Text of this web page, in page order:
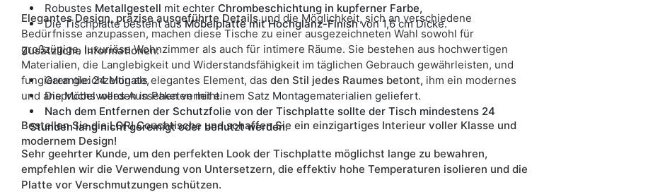
Elegantes Design, präzise ausgeführte Detailsund die Möglichkeit, sich an verschiedene
Bedürfnisse anzupassen, machen diese Tische zu einer ausgezeichneten Wahl sowohl für
großzügige, luxuriöse Wohnzimmer als auch für intimere Räume. Sie bestehen aus hochwertigen
Materialien, die Langlebigkeit und Widerstandsfähigkeit im täglichen Gebrauch gewährleisten, und
fungieren gleichzeitig als elegantes Element, das den Stil jedes Raumes betont, ihm ein modernes
und anspruchsvolles Aussehen verleiht.
Bestellen Sie die LORI Couchtische und schaffen Sie ein einzigartiges Interieur voller Klasse und
modernem Design!
Robustes Metallgestell mit echter Chrombeschichtung in kupferner Farbe,
Die Tischplatte besteht ausMöbelplatte mit Hochglanz-Finishvon 1,6 cm Dicke.
Zusätzliche Informationen:
Garantie: 24 Monate,
Die Möbel werden in Paketen mit einem Satz Montagematerialien geliefert.
Nach dem Entfernen der Schutzfolie von der Tischplatte sollte der Tisch mindestens 24
Stunden lang nicht gereinigt oder benutzt werden.
Sehr geehrter Kunde, um den perfekten Look der Tischplatte möglichst lange zu bewahren,
empfehlen wir die Verwendung von Untersetzern, die effektiv hohe Temperaturen isolieren und die
Platte vor Verschmutzungen schützen.